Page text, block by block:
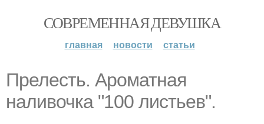
СОВРЕМЕННАЯ ДЕВУШКА
главная новости статьи
Прелесть. Ароматная
нaливочка "100 лиcтьев".